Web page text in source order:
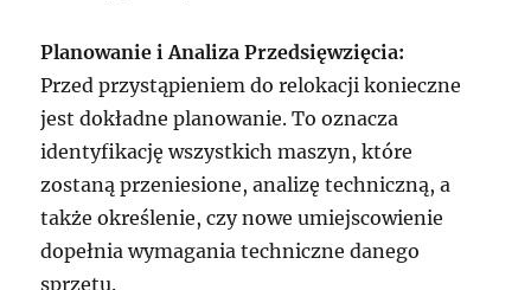
Planowanie i Analiza Przedsięwzięcia:
Przed przystąpieniem do relokacji konieczne
jest dokładne planowanie. To oznacza
identyfikację wszystkich maszyn, które
zostaną przeniesione, analizę techniczną, a
także określenie, czy nowe umiejscowienie
dopełnia wymagania techniczne danego
sprzętu.